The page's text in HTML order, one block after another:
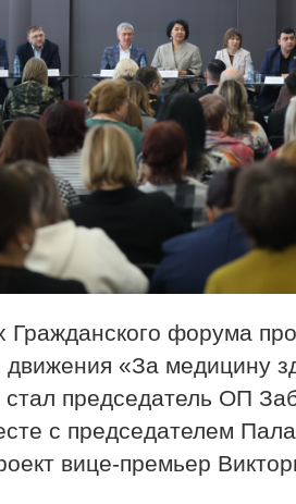
Гражданского форума
движения «За медицину
председатель ОП
с председателем
вице-премьер